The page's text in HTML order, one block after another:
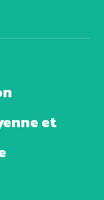
et